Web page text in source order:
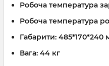
Робоча температура
Робоча температура
Габарити: 485*170*240
Вага: 44 кг